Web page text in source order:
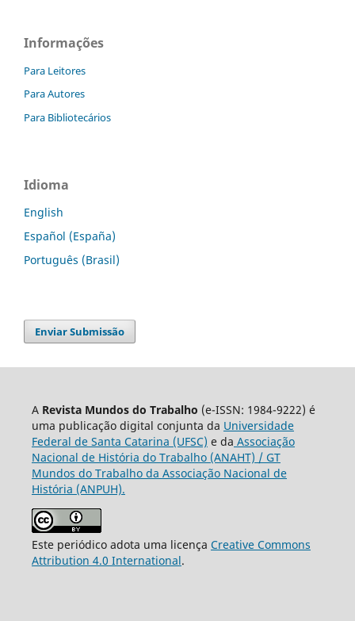
Informações
Para Leitores
Para Autores
Para Bibliotecários
Idioma
English
Español (España)
Português (Brasil)
Enviar Submissão
A Revista Mundos do Trabalho (e-ISSN: 1984-9222) é
uma publicação digital conjunta da Universidade
Federal de Santa Catarina (UFSC) e da Associação
Nacional de História do Trabalho (ANAHT) / GT
Mundos do Trabalho da Associação Nacional de
História (ANPUH).
Este periódico adota uma licença Creative Commons
Attribution 4.0 International.